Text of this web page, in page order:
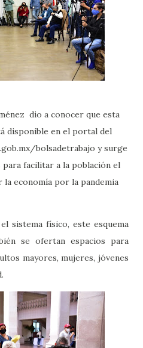
dio a conocer que esta
disponible en el portal del
bolsadetrabajo y surge
facilitar a la población el
economía por la pandemia
sistema físico, este esquema
se ofertan espacios para
mayores, mujeres, jóvenes